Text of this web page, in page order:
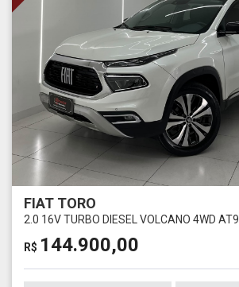
FIAT TORO
2.0 16V TURBO DIESEL VOLCANO 4WD AT9
R$ 144.900,00